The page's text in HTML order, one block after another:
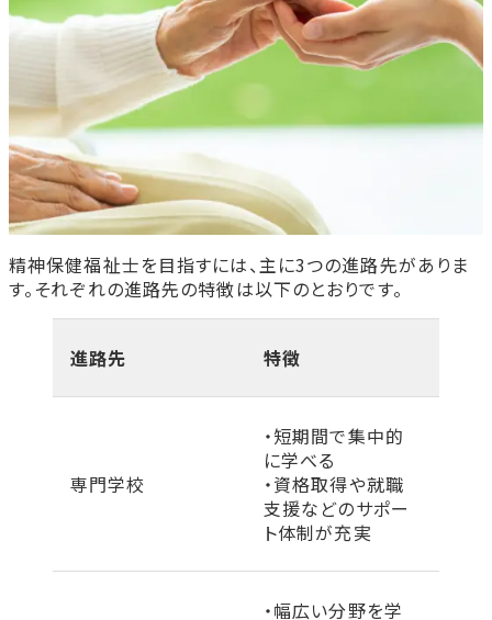
精神保健福祉士を目指すには、主に3つの進路先がありま
す。それぞれの進路先の特徴は以下のとおりです。
進路先 特徴
専門学校
・短期間で集中的
に学べる
・資格取得や就職
支援などのサポー
ト体制が充実
・幅広い分野を学